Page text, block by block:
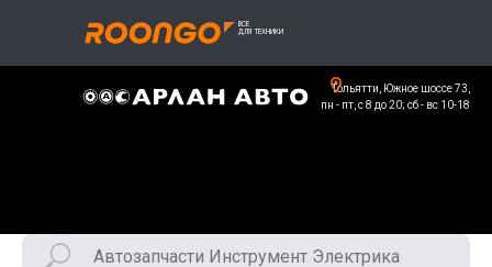
Тольятти, Южное шоссе 73,
пн - пт, с 8 до 20; сб - вс 10-18